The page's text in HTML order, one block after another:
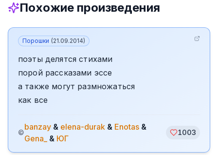
Похожие произведения
Порошки (21.09.2014)
поэты делятся стихами
порой рассказами эссе
а также могут размножаться
как все
©
banzay & elena-durak & Enotas &
Gena_ & ЮГ
1003